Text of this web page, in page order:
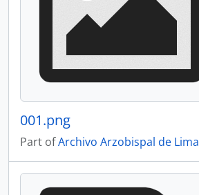
001.png
Part ofArchivo Arzobispal de Lima